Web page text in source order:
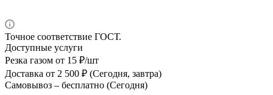
Точное соответствие ГОСТ.
Доступные услуги
Резка газом от 15 ₽/шт
Доставка от 2 500 ₽ (Сегодня, завтра)
Самовывоз – бесплатно (Сегодня)